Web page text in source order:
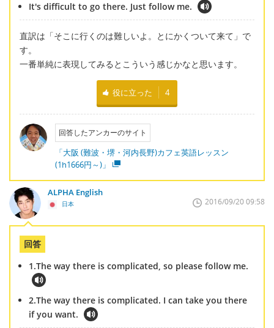
It's difficult to go there. Just follow me.
直訳は「そこに行くのは難しいよ。とにかくついて来て」で
す。
一番単純に表現してみるとこういう感じかなと思います。
役に立った 4
回答したアンカーのサイト
「大阪 (難波・堺・河内長野)カフェ英語レッスン
(1h1666円～)」
ALPHA English
日本 2016/09/20 09:58
回答
1.The way there is complicated, so please follow me.
2.The way there is complicated. I can take you there
if you want.